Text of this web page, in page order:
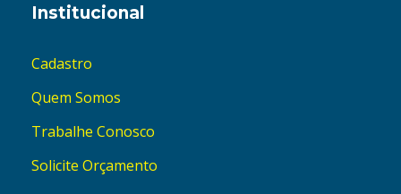
Institucional
Cadastro
Quem Somos
Trabalhe Conosco
Solicite Orçamento